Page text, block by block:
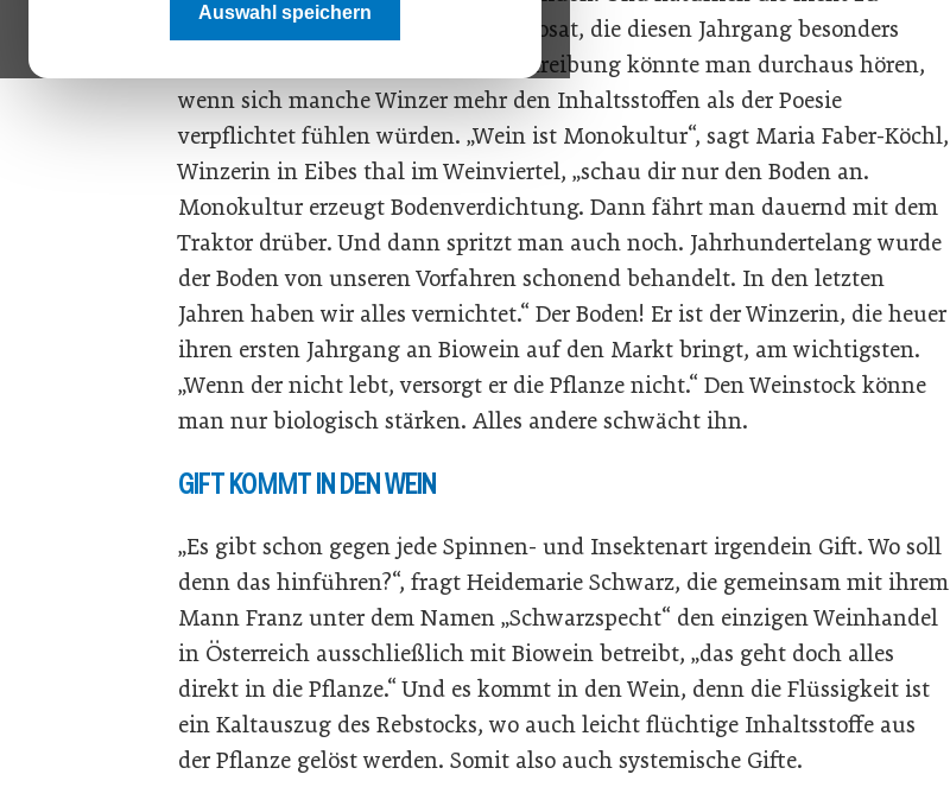
Auswahl speichern
unterschätzende Menge von Glyphosat, die diesen Jahrgang besonders
auszeichnet.“ Solch eine Weinbeschreibung könnte man durchaus hören,
wenn sich manche Winzer mehr den Inhaltsstoffen als der Poesie
verpflichtet fühlen würden. „Wein ist Monokultur“, sagt Maria Faber-Köchl,
Winzerin in Eibes thal im Weinviertel, „schau dir nur den Boden an.
Monokultur erzeugt Bodenverdichtung. Dann fährt man dauernd mit dem
Traktor drüber. Und dann spritzt man auch noch. Jahrhundertelang wurde
der Boden von unseren Vorfahren schonend behandelt. In den letzten
Jahren haben wir alles vernichtet.“ Der Boden! Er ist der Winzerin, die heuer
ihren ersten Jahrgang an Biowein auf den Markt bringt, am wichtigsten.
„Wenn der nicht lebt, versorgt er die Pflanze nicht.“ Den Weinstock könne
man nur biologisch stärken. Alles andere schwächt ihn.
GIFT KOMMT IN DEN WEIN
„Es gibt schon gegen jede Spinnen- und Insektenart irgendein Gift. Wo soll
denn das hinführen?“, fragt Heidemarie Schwarz, die gemeinsam mit ihrem
Mann Franz unter dem Namen „Schwarzspecht“ den einzigen Weinhandel
in Österreich ausschließlich mit Biowein betreibt, „das geht doch alles
direkt in die Pflanze.“ Und es kommt in den Wein, denn die Flüssigkeit ist
ein Kaltauszug des Rebstocks, wo auch leicht flüchtige Inhaltsstoffe aus
der Pflanze gelöst werden. Somit also auch systemische Gifte.